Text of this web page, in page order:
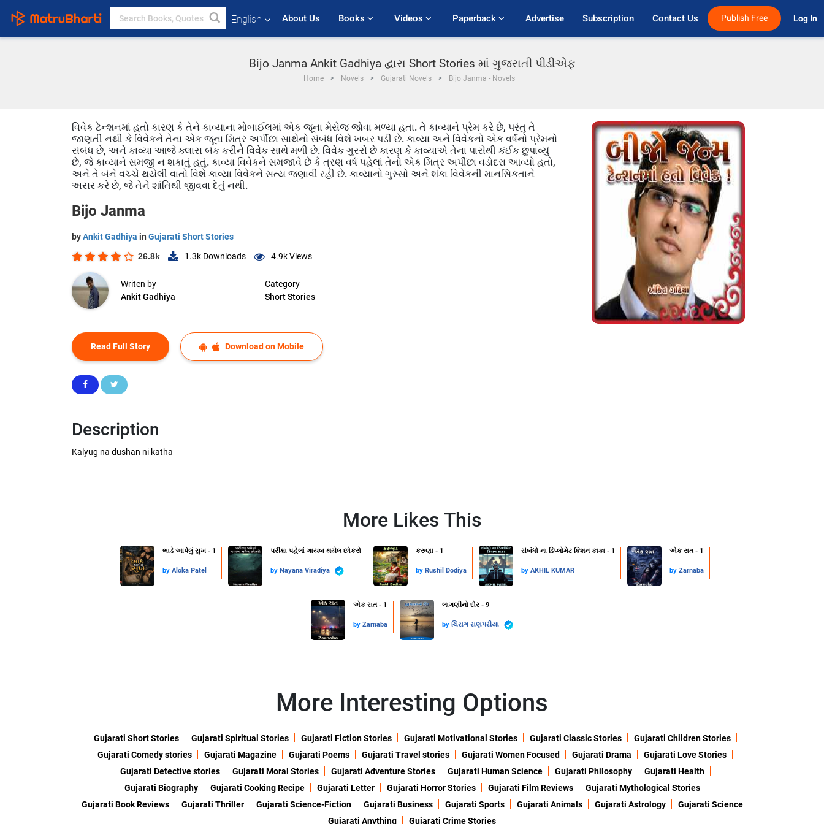
English About Us Books Videos Paperback Advertise Subscription Contact Us Publish Free Log In
Bijo Janma Ankit Gadhiya દ્વારા Short Stories માં ગુજરાતી પીડીએફ
Home Novels Gujarati Novels Bijo Janma - Novels
વિવેક ટેન્શનમાં હતો કારણ કે તેને કાવ્યાના મોબાઈલમાં એક જૂના મેસેજ જોવા મળ્યા હતા. તે કાવ્યાને પ્રેમ કરે છે, પરંતુ તે
જાણતી નથી કે વિવેકને તેના એક જૂના મિત્ર અર્પીછા સાથેનો સંબંધ વિશે ખબર પડી છે. કાવ્યા અને વિવેકનો એક વર્ષનો પ્રેમનો
સંબંધ છે, અને કાવ્યા આજે ક્લાસ બંક કરીને વિવેક સાથે મળી છે. વિવેક ગુસ્સે છે કારણ કે કાવ્યાએ તેના પાસેથી કંઈક છુપાવ્યું
છે, જે કાવ્યાને સમજી ન શકાતું હતું. કાવ્યા વિવેકને સમજાવે છે કે ત્રણ વર્ષ પહેલાં તેનો એક મિત્ર અર્પીછા વડોદરા આવ્યો હતો,
અને તે બંને વચ્ચે થયેલી વાતો વિશે કાવ્યા વિવેકને સત્ય જણાવી રહી છે. કાવ્યાનો ગુસ્સો અને શંકા વિવેકની માનસિકતાને
અસર કરે છે, જે તેને શાંતિથી જીવવા દેતું નથી.
Bijo Janma
byAnkit Gadhiya in Gujarati Short Stories
26.8k 1.3k Downloads 4.9kViews
Writen by
Ankit Gadhiya
Category
Short Stories
Read Full Story Download on Mobile
Description
Kalyug na dushan ni katha
More Likes This
ભાડે આપેલું સુખ - 1
by Aloka Patel
પરીક્ષા પહેલાં ગાયબ થયેલ છોકરો
by Nayana Viradiya
કરુણા - 1
by Rushil Dodiya
સંબંધો ના ડિપ્લોમેટ કિશન કાકા - 1
by AKHIL KUMAR
એક રાત - 1
by Zarnaba
એક રાત - 1
by Zarnaba
લાગણીનો દોર - 9
by ચિરાગ રાણપરીયા
More Interesting Options
Gujarati Short Stories Gujarati Spiritual Stories Gujarati Fiction Stories Gujarati Motivational Stories Gujarati Classic Stories
Gujarati Children Stories
Gujarati Comedy stories
Gujarati Magazine Gujarati Poems Gujarati Travel stories Gujarati Women Focused Gujarati Drama
Gujarati Love Stories
Gujarati Detective stories
Gujarati Moral Stories Gujarati Adventure Stories Gujarati Human Science Gujarati Philosophy
Gujarati Health
Gujarati Biography
Gujarati Cooking Recipe Gujarati Letter Gujarati Horror Stories Gujarati Film Reviews
Gujarati Mythological Stories
Gujarati Book Reviews
Gujarati Thriller Gujarati Science-Fiction Gujarati Business Gujarati Sports Gujarati Animals Gujarati Astrology
Gujarati Science
Gujarati Anything
Gujarati Crime Stories